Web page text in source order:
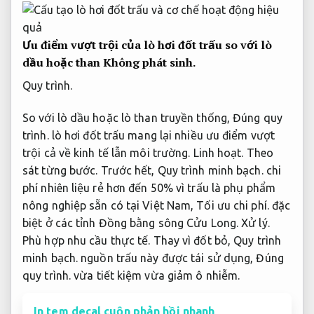
Ưu điểm vượt trội của lò hơi đốt trấu so với lò
dầu hoặc thanKhông phát sinh.
Quy trình.
So với lò dầu hoặc lò than truyền thống,Đúng quy
trình.lò hơi đốt trấu mang lại nhiều ưu điểm vượt
trội cả về kinh tế lẫn môi trường. Linh hoạt. Theo
sát từng bước. Trước hết, Quy trình minh bạch.chi
phí nhiên liệu rẻ hơn đến 50% vì trấu là phụ phẩm
nông nghiệp sẵn có tại Việt Nam, Tối ưu chi phí.đặc
biệt ở các tỉnh Đồng bằng sông Cửu Long.Xử lý.
Phù hợp nhu cầu thực tế. Thay vì đốt bỏ, Quy trình
minh bạch. nguồn trấu này được tái sử dụng,Đúng
quy trình. vừa tiết kiệm vừa giảm ô nhiễm.
In tem decal cuộn phản hồi nhanh